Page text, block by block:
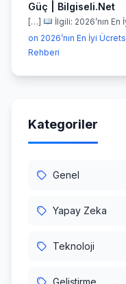
Güç | Bilgiseli.Net
[…]
İlgili: 2026’nın
on 2026’nın En İyi
Rehberi
Kategoriler
Genel
Yapay Zeka
Teknoloji
Geliştirme